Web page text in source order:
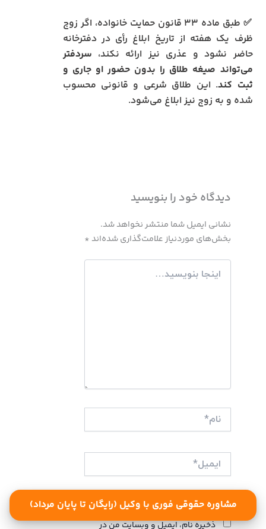
✅ طبق ماده ۳۳ قانون حمایت خانواده، اگر زوج
ظرف یک هفته از تاریخ ابلاغ رأی در دفترخانه
حاضر نشود و عذری نیز ارائه نکند، سردفتر
می‌تواند صیغه طلاق را بدون حضور او جاری و
ثبت کند. این طلاق شرعی و قانونی محسوب
شده و به زوج نیز ابلاغ می‌شود.
دیدگاه‌ خود را بنویسید
نشانی ایمیل شما منتشر نخواهد شد.
بخش‌های موردنیاز علامت‌گذاری شده‌اند *
اینجا
بنویسید…
نام*
ایمیل*
وبگاه
ذخیره نام، ایمیل و وبسایت من در
مشاوره حقوقی فوری با وکیل (رایگان تا پایان مرداد)